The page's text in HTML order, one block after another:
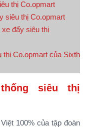
thị Co.opmart
siêu thị Co.opmart
đẩy siêu thị
thị Co.opmart của Sixth
siêu thị
100% của tập đoàn